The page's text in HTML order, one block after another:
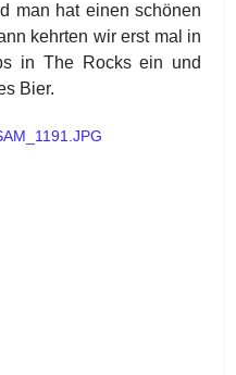
man hat einen schönen
kehrten wir erst mal in
in The Rocks ein und
Bier.